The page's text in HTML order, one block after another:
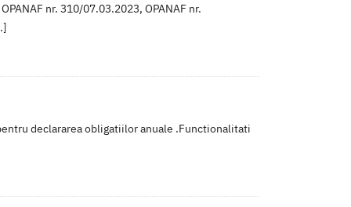
nr. 310/07.03.2023, OPANAF nr.
declararea obligatiilor anuale .Functionalitati